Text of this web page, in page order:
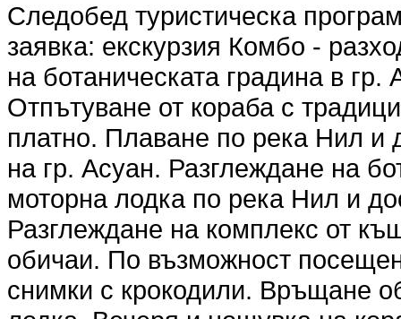
Следобед туристическа
заявка: екскурзия Комбо -
на ботаническата градина в
Отпътуване от кораба с
платно. Плаване по река Нил и
на гр. Асуан. Разглеждане на
моторна лодка по река Нил и
Разглеждане на комплекс от
обичаи. По възможност
снимки с крокодили. Връщане